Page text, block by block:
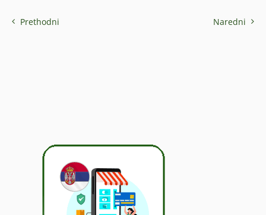
Prethodni Naredni